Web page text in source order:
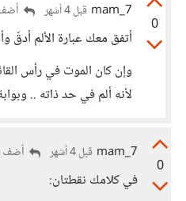
0
mam_7 قبل 4 أشهر
أتفق معك عبارة الألم أدقّ
وإن كان الموت في رأس
لأنه ألم في حد ذاته ..
0
mam_7 قبل 4 أشهر أضف
في كلامك نقطتان: